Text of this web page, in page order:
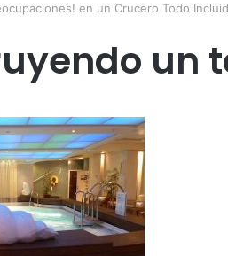
en un Crucero Todo
un